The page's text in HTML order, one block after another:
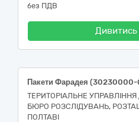
без ПДВ
Дивитись
ТЕРИТОРІАЛЬНЕ
БЮРО РОЗСЛІДУВАНЬ,
ПОЛТАВІ